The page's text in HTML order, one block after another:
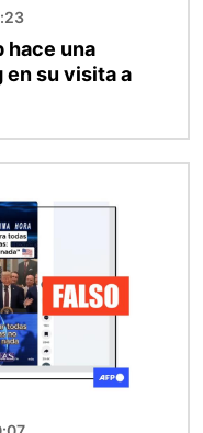
hace una
en su visita a